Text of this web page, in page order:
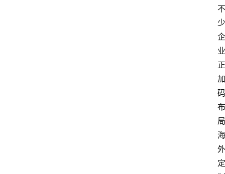
不
少
企
业
正
加
码
布
局
海
外
定